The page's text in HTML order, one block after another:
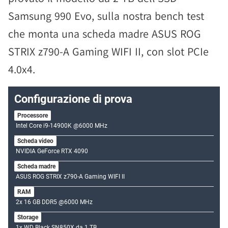
Samsung 990 Evo, sulla nostra bench test
che monta una scheda madre ASUS ROG
STRIX z790-A Gaming WIFI II, con slot PCIe
4.0x4.